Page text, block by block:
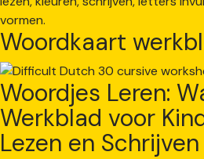
Woordkaart
Woordjes Leren:
Werkblad voor
Lezen en Schrijven